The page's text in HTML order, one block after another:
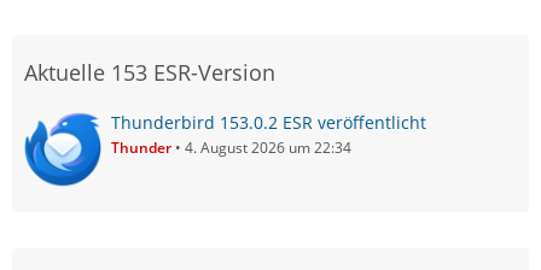
Aktuelle 153 ESR-Version
Thunderbird 153.0.2 ESR veröffentlicht
Thunder 4. August 2026 um 22:34